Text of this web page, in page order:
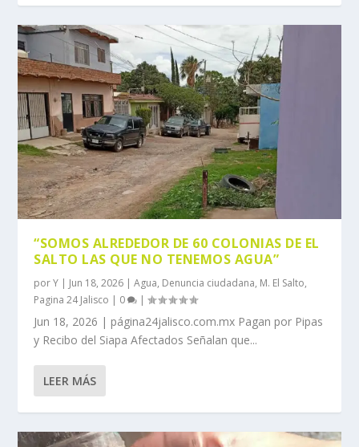
“SOMOS ALREDEDOR DE 60 COLONIAS DE EL
SALTO LAS QUE NO TENEMOS AGUA”
porY | Jun 18, 2026 |Agua, Denuncia ciudadana, M. El Salto,
Pagina 24 Jalisco | 0 |
Jun 18, 2026 | página24jalisco.com.mx Pagan por Pipas
y Recibo del Siapa Afectados Señalan que...
LEER MÁS